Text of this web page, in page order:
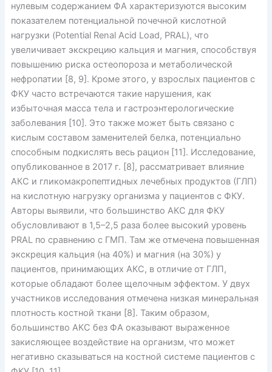
нулевым содержанием ФА характеризуются высоким
показателем потенциальной почечной кислотной
нагрузки (Potential Renal Acid Load, PRAL), что
увеличивает экскрецию кальция и магния, способствуя
повышению риска остеопороза и метаболической
нефропатии [8, 9]. Кроме этого, у взрослых пациентов с
ФКУ часто встречаются такие нарушения, как
избыточная масса тела и гастроэнтерологические
заболевания [10]. Это также может быть связано с
кислым составом заменителей белка, потенциально
способным подкислять весь рацион [11]. Исследование,
опубликованное в 2017 г. [8], рассматривает влияние
АКС и гликомакропептидных лечебных продуктов (ГЛП)
на кислотную нагрузку организма у пациентов с ФКУ.
Авторы выявили, что большинство АКС для ФКУ
обусловливают в 1,5–2,5 раза более высокий уровень
PRAL по сравнению с ГМП. Там же отмечена повышенная
экскреция кальция (на 40%) и магния (на 30%) у
пациентов, принимающих АКС, в отличие от ГЛП,
которые обладают более щелочным эффектом. У двух
участников исследования отмечена низкая минеральная
плотность костной ткани [8]. Таким образом,
большинство АКС без ФА оказывают выраженное
закисляющее воздействие на организм, что может
негативно сказываться на костной системе пациентов с